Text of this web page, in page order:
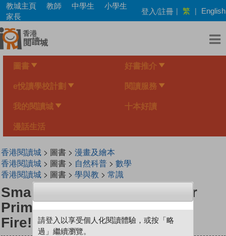
Skip
main
content
教城主頁 教師 中學生
小學生
家長
登入/註冊 | 繁 | English
圖書 好書推介
e悅讀學校計劃 閱讀服務
我的閱讀城 十本好讀
漫話生活
香港閱讀城> 圖書 > 漫畫及繪本
香港閱讀城> 圖書 > 自然科普> 數學
香港閱讀城> 圖書 > 學與教 > 常識
Smart Mathematicians Upper
Primary-46 The Forest Is On
Fire!
請登入以享受個人化閱讀體驗，或按「略
過」繼續瀏覽。